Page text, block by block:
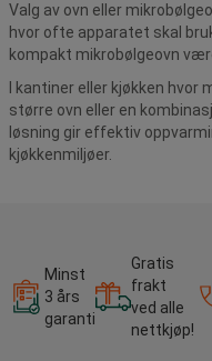
Valg av ovn eller
hvor ofte apparatet skal
kompakt mikrobølgeovn
I kantiner eller kjøkken
større ovn eller en
løsning gir effektiv
kjøkkenmiljøer.
Minst
3 års
garanti
Gratis
frakt
ved alle
nettkjøp!